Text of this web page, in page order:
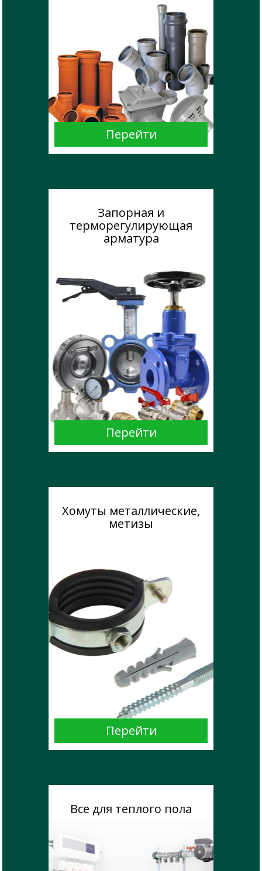
Запорная и
терморегулирующая
арматура
Хомуты металлические,
метизы
Все для теплого пола